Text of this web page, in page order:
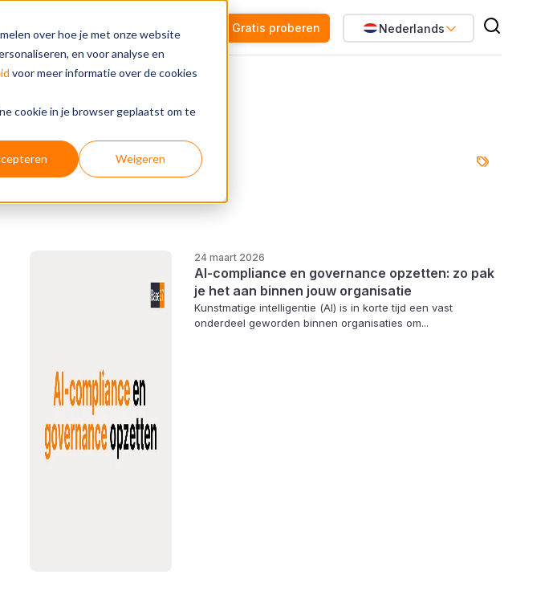
over hoe je met onze website
en voor analyse en
voor meer informatie over de cookies
cookie in je browser geplaatst om te
Weigeren
Over ons Contact Gratis proberen Nederlands
24 maart 2026
AI-compliance en governance opzetten: zo pak
je het aan binnen jouw organisatie
Kunstmatige intelligentie (AI) is in korte tijd een vast
onderdeel geworden binnen organisaties om...